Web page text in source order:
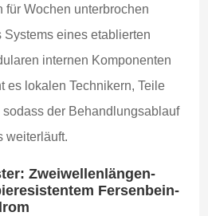
für Wochen unterbrochen
eines etablierten
internen Komponenten
es lokalen Technikern, Teile
der Behandlungsablauf
weiterläuft.
Zweiwellenlängen-
Fersenbein-